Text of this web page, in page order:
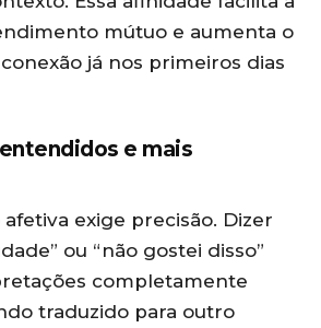
mútuo e aumenta o
já nos primeiros dias
e mais
exige precisão. Dizer
ou “não gostei disso”
completamente
traduzido para outro